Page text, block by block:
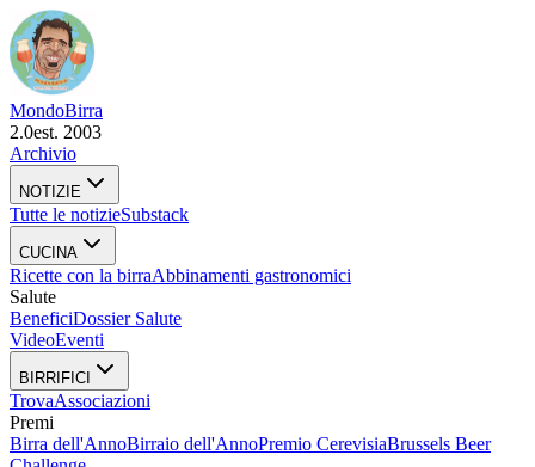
MondoBirra
2.0est. 2003
Archivio
NOTIZIE
Tutte le notizieSubstack
CUCINA
Ricette con la birraAbbinamenti gastronomici
Salute
BeneficiDossier Salute
VideoEventi
BIRRIFICI
TrovaAssociazioni
Premi
Birra dell'AnnoBirraio dell'AnnoPremio CerevisiaBrussels Beer